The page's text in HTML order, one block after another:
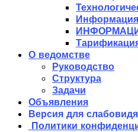
Информация
О ведомстве
Руководство
Структура
Задачи
Объявления
Версия для
Политики